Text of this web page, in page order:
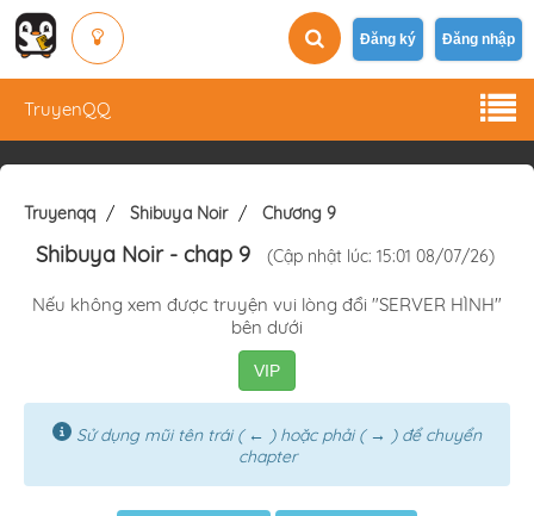
Đăng ký Đăng nhập
TruyenQQ
Truyenqq Shibuya Noir Chương 9
Shibuya Noir- chap 9 (Cập nhật lúc: 15:01 08/07/26)
Nếu không xem được truyện vui lòng đổi "SERVER HÌNH"
bên dưới
VIP
Sử dụng mũi tên trái ( ← ) hoặc phải ( → ) để chuyển
chapter